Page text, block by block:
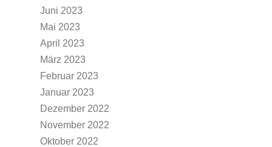
Juni 2023
Mai 2023
April 2023
März 2023
Februar 2023
Januar 2023
Dezember 2022
November 2022
Oktober 2022